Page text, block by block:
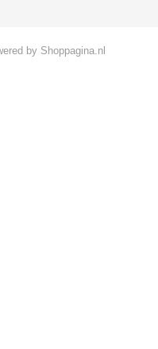
by Shoppagina.nl